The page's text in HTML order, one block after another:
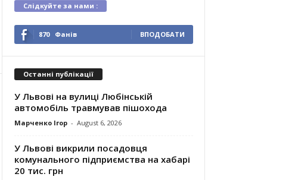
Слідкуйте за нами :
870 Фанів ВПОДОБАТИ
Останні публікації
У Львові на вулиці Любінській
автомобіль травмував пішохода
Марченко Ігор - August 6, 2026
У Львові викрили посадовця
комунального підприємства на хабарі
20 тис. грн